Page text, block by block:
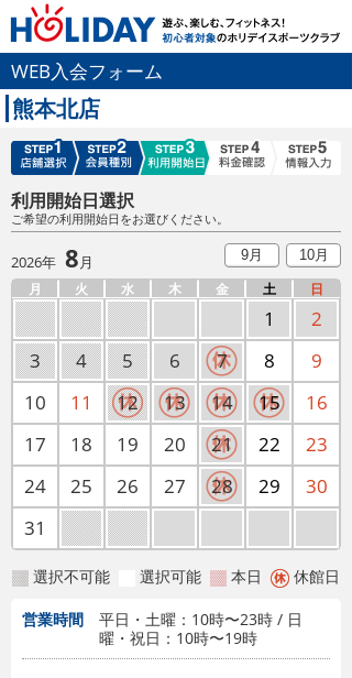
WEB入会フォーム
熊本北店
利用開始日選択
ご希望の利用開始日をお選びください。
2026年 8月 9月 10月
月 火 水 木 金 土 日
1
2
3
4 5 6 7 8
9
10
11 12 13 14 15
16
17
18 19 20 21 22
23
24
25 26 27 28 29
30
31
選択不可能 選択可能 本日 休館日
営業時間
平日・土曜：10時〜23時 / 日
曜・祝日：10時〜19時